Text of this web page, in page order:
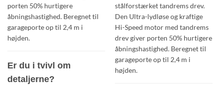
porten 50% hurtigere
åbningshastighed. Beregnet til
garageporte op til 2,4 m i
højden.
Er du i tvivl om
detaljerne?
stålforstærket tandrems drev.
Den Ultra-lydløse og kraftige
Hi-Speed motor med tandrems
drev giver porten 50% hurtigere
åbningshastighed. Beregnet til
garageporte op til 2,4 m i
højden.